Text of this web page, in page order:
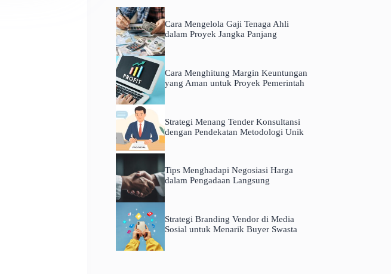
Cara Mengelola Gaji Tenaga Ahli
dalam Proyek Jangka Panjang
Cara Menghitung Margin Keuntungan
yang Aman untuk Proyek Pemerintah
Strategi Menang Tender Konsultansi
dengan Pendekatan Metodologi Unik
Tips Menghadapi Negosiasi Harga
dalam Pengadaan Langsung
Strategi Branding Vendor di Media
Sosial untuk Menarik Buyer Swasta